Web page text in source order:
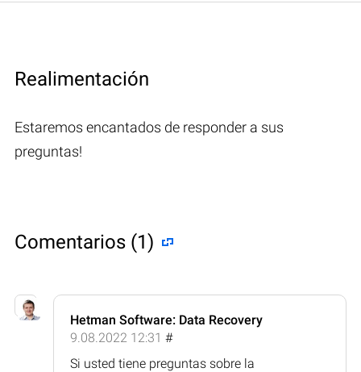
Realimentación
Estaremos encantados de responder a sus
preguntas!
Comentarios (1)
Hetman Software: Data Recovery
9.08.2022 12:31 #
Si usted tiene preguntas sobre la